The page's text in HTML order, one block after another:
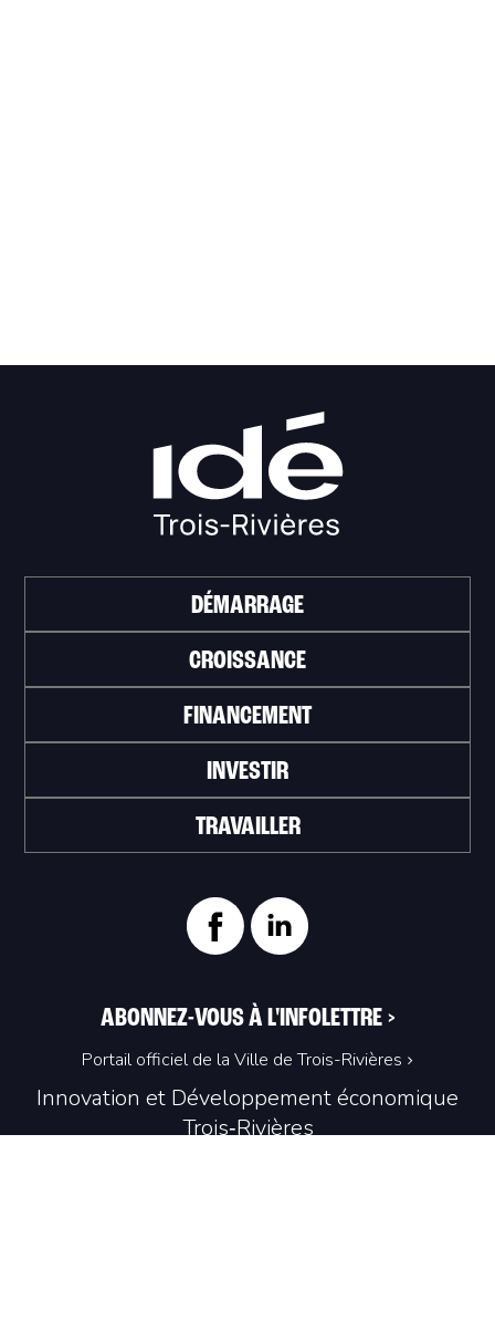
Innovation et Développement économique
Trois‑Rivières
DÉMARRAGE
CROISSANCE
FINANCEMENT
INVESTIR
TRAVAILLER
ABONNEZ-VOUS À L'INFOLETTRE >
Portail officiel de la Ville de Trois-Rivières